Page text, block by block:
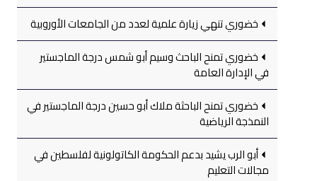
خضوري تنهي زيارة علمية لعدد من الجامعات الأوروبية
خضوري تمنح الباحث وسيم أبو شمس درجة الماجستير
في الإدارة العامة
خضوري تمنح الباحثة ملاك أبو حسين درجة الماجستير في
النمذجة الرياضية
أبو الرب يشيد بدعم الحكومة الكاتولونية لفلسطين في
مجالات التعليم